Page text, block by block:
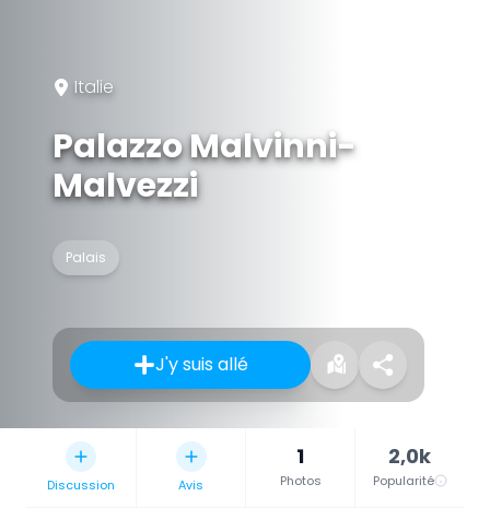
Italie
Palazzo Malvinni-
Malvezzi
Palais
J'y suis allé
Discussion Avis
1
Photos
2,0k
Popularité